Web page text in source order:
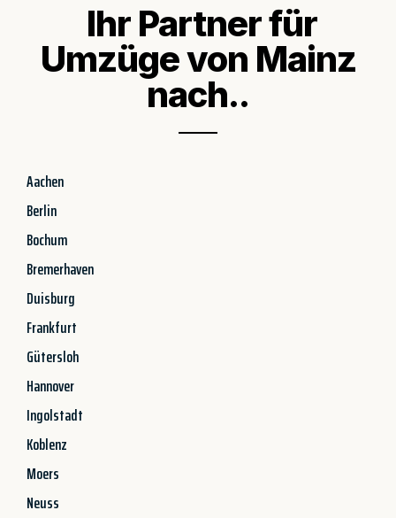
Ihr Partner für
Umzüge von Mainz
nach..
Aachen
Berlin
Bochum
Bremerhaven
Duisburg
Frankfurt
Gütersloh
Hannover
Ingolstadt
Koblenz
Moers
Neuss